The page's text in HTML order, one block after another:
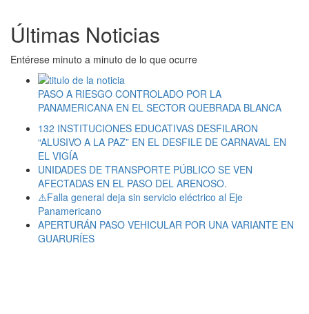
Últimas Noticias
Entérese minuto a minuto de lo que ocurre
PASO A RIESGO CONTROLADO POR LA
PANAMERICANA EN EL SECTOR QUEBRADA BLANCA
132 INSTITUCIONES EDUCATIVAS DESFILARON
“ALUSIVO A LA PAZ” EN EL DESFILE DE CARNAVAL EN
EL VIGÍA
UNIDADES DE TRANSPORTE PÚBLICO SE VEN
AFECTADAS EN EL PASO DEL ARENOSO.
⚠️Falla general deja sin servicio eléctrico al Eje
Panamericano
APERTURÁN PASO VEHICULAR POR UNA VARIANTE EN
GUARURÍES